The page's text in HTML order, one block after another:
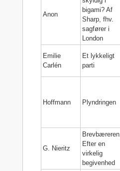
Anon
bigami? Af
Sharp, fhv.
sagfører i
London
Emilie
Carlén
Et lykkeligt
parti
Hoffmann Plyndringen
G. Nieritz
Brevbæreren.
Efter en
virkelig
begivenhed